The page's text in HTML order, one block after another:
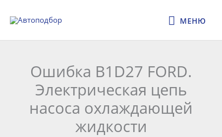
МЕНЮ
МЕНЮ
Ошибка B1D27 FORD.
Электрическая цепь
насоса охлаждающей
жидкости